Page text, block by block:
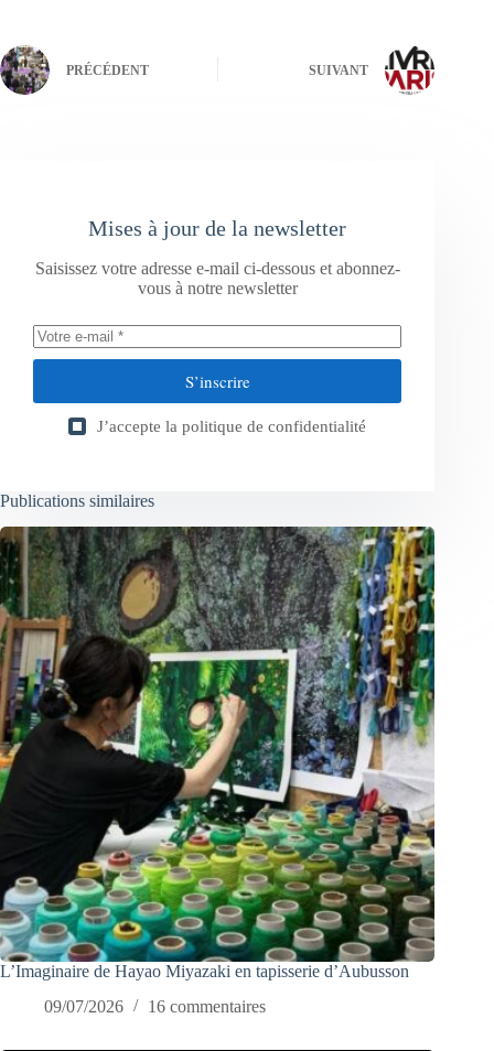
PRÉCÉDENT SUIVANT
Mises à jour de la newsletter
Saisissez votre adresse e-mail ci-dessous et abonnez-
vous à notre newsletter
S’inscrire
J’accepte la politique de confidentialité
Publications similaires
L’Imaginaire de Hayao Miyazaki en tapisserie d’Aubusson
09/07/2026
16 commentaires